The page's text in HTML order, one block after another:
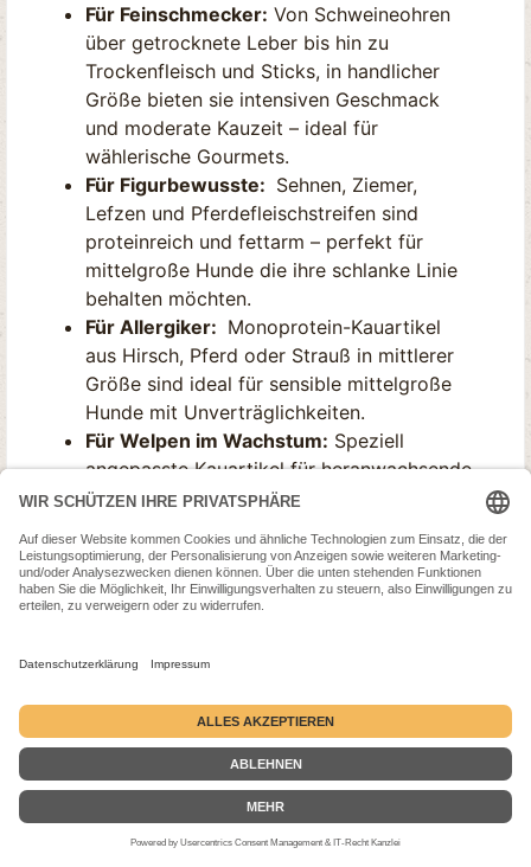
Für Feinschmecker: Von Schweineohren
über getrocknete Leber bis hin zu
Trockenfleisch und Sticks, in handlicher
Größe bieten sie intensiven Geschmack
und moderate Kauzeit – ideal für
wählerische Gourmets.
Für Figurbewusste: Sehnen, Ziemer,
Lefzen und Pferdefleischstreifen sind
proteinreich und fettarm – perfekt für
mittelgroße Hunde die ihre schlanke Linie
behalten möchten.
Für Allergiker: Monoprotein-Kauartikel
aus Hirsch, Pferd oder Strauß in mittlerer
Größe sind ideal für sensible mittelgroße
Hunde mit Unverträglichkeiten.
Für Welpen im Wachstum: Speziell
angepasste Kauartikel für heranwachsende
mittelgroße Rassen – nicht zu hart, aber
Premium-Qualität von dogisfaction:
Maßgeschneidert für mittelgroße Hunde
Wir setzen bei unseren Kauartikeln auf höchste
Verarbeitung.
100% naturbelassen ohne künstliche
Zusätze
Schonend getrocknet und verarbeitet für
optimalen Geschmack
aus15Bewertungen bei: google.com, shopvote.de ⓘ
Informationen zur Echtheit der Bewertungen